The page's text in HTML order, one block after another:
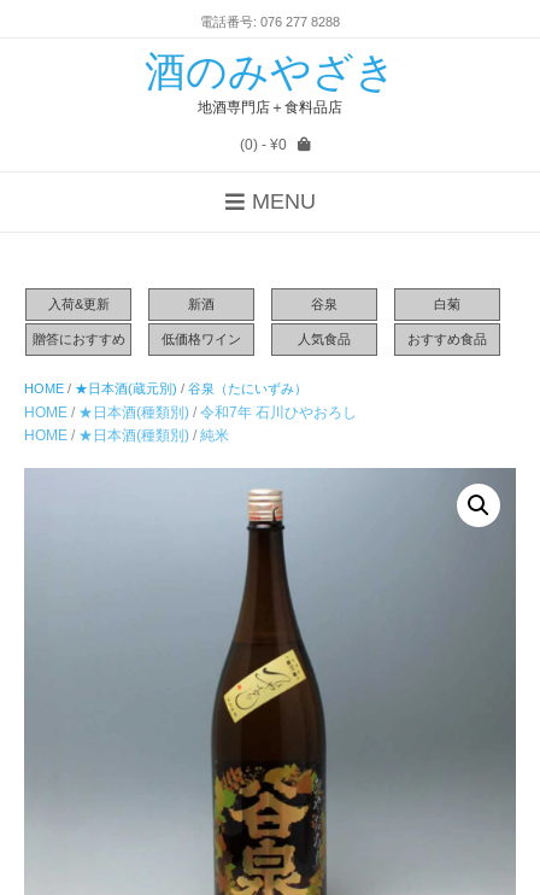
電話番号: 076 277 8288
酒のみやざき
地酒専門店＋食料品店
(0)- ¥0
MENU
入荷&更新 新酒 谷泉 白菊
贈答におすすめ 低価格ワイン 人気食品 おすすめ食品
HOME / ★日本酒(蔵元別) / 谷泉（たにいずみ）
HOME / ★日本酒(種類別) / 令和7年 石川ひやおろし
HOME / ★日本酒(種類別) / 純米